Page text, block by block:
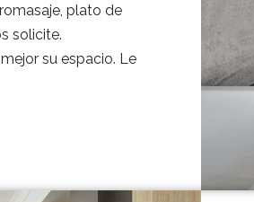
plato de
solicite.
su espacio. Le